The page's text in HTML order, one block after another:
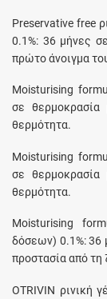
Preservative free
0.1%: 36 μήνες
πρώτο άνοιγμα
Moisturising
σε
θερμότητα.
Moisturising
σε
θερμότητα.
Moisturising
δόσεων) 0.1%: 36
προστασία από τη
OTRIVIN ρινική